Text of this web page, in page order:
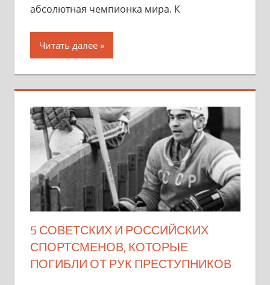
абсолютная чемпионка мира. К
Читать далее
5 СОВЕТСКИХ И РОССИЙСКИХ
СПОРТСМЕНОВ, КОТОРЫЕ
ПОГИБЛИ ОТ РУК ПРЕСТУПНИКОВ